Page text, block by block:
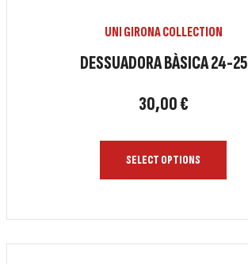
UNI GIRONA COLLECTION
DESSUADORA BÀSICA 24-25
30,00€
SELECT OPTIONS